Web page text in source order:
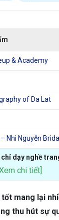
& Academy
of Da Lat
Nhi Nguyễn Bridal
dạy nghề
chi tiết]
mang lại
thu hút sự